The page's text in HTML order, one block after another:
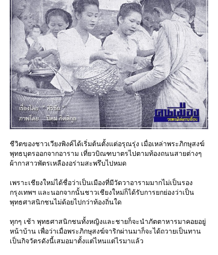
ชีวิตของชาวเวียงพิงค์ได้เริ่มต้นตั้งแต่อรุณรุ่ง เมื่อเหล่าพระภิกษุสงฆ์
พุทธบุตรออกจากอาราม เที่ยวบิณฑบาตรไปตามท้องถนนสายต่างๆ
ผ้ากาสาวพัตรเหลืองอร่ามสะพรึบไปหมด
เพราะเชียงใหม่ได้ชื่อว่าเป็นเมืองที่มีวัดวาอารามมากไม่เป็นรอง
กรุงเทพฯ และนอกจากนั้นชาวเชียงใหม่ก็ได้รับการยกย่องว่าเป็น
พุทธศาสนิกชนไม่ด้อยไปกว่าท้องถิ่นใด
ทุกๆ เช้า พุทธศาสนิกชนทั้งหญิงและชายก็จะนำภัตตาหารมาคอยอยู่
หน้าบ้าน เพื่อว่าเมื่อพระภิกษุสงฆ์จาริกผ่านมาก็จะได้ถวายเป็นทาน
เป็นกิจวัตรดังนี้เสมอมาตั้งแต่ไหนแต่ไรมาแล้ว